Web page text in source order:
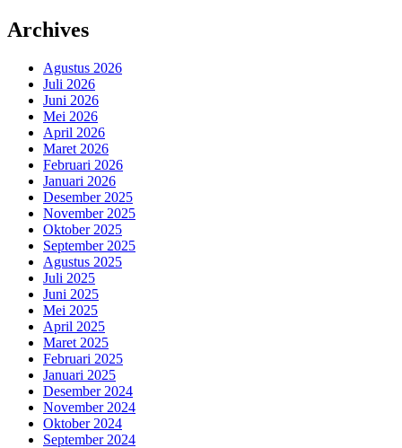
Archives
Agustus 2026
Juli 2026
Juni 2026
Mei 2026
April 2026
Maret 2026
Februari 2026
Januari 2026
Desember 2025
November 2025
Oktober 2025
September 2025
Agustus 2025
Juli 2025
Juni 2025
Mei 2025
April 2025
Maret 2025
Februari 2025
Januari 2025
Desember 2024
November 2024
Oktober 2024
September 2024